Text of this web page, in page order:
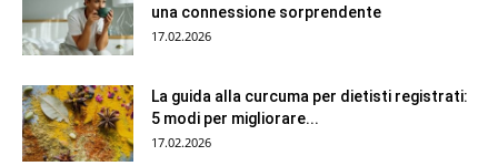
una connessione sorprendente
17.02.2026
La guida alla curcuma per dietisti registrati:
5 modi per migliorare...
17.02.2026